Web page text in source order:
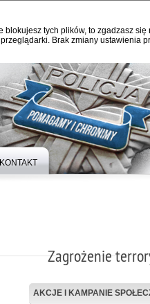
tych plików, to zgadzasz się
Brak zmiany ustawienia
KONTAKT
Zagrożenie
AKCJE I KAMPANIE